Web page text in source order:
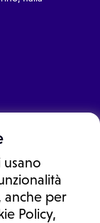
anche per
Policy,
consulto medico.
un consulto, una